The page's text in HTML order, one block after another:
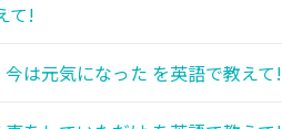
て!
は元気になった を英語で教えて!